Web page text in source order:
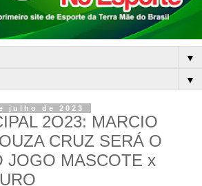
▼
▼
julho de 2023
2O23: MARCIO
CRUZ SERÁ O
JOGO MASCOTE x